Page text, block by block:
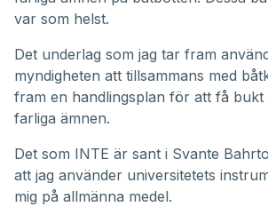
var som helst.
Det underlag som jag tar fram
myndigheten att tillsammans med
fram en handlingsplan för att få bukt
farliga ämnen.
Det som INTE är sant i Svante
att jag använder universitetets
mig på allmänna medel.